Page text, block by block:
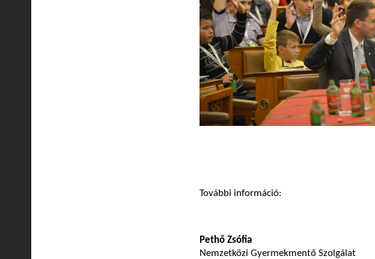
További információ:
Pethő Zsófia
Nemzetközi Gyermekmentő Szolgálat